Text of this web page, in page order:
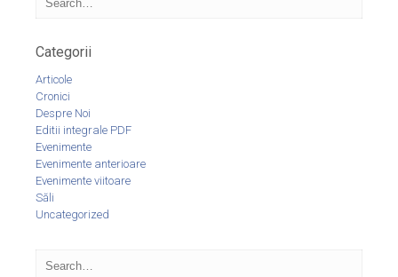
Categorii
Articole
Cronici
Despre Noi
Editii integrale PDF
Evenimente
Evenimente anterioare
Evenimente viitoare
Săli
Uncategorized